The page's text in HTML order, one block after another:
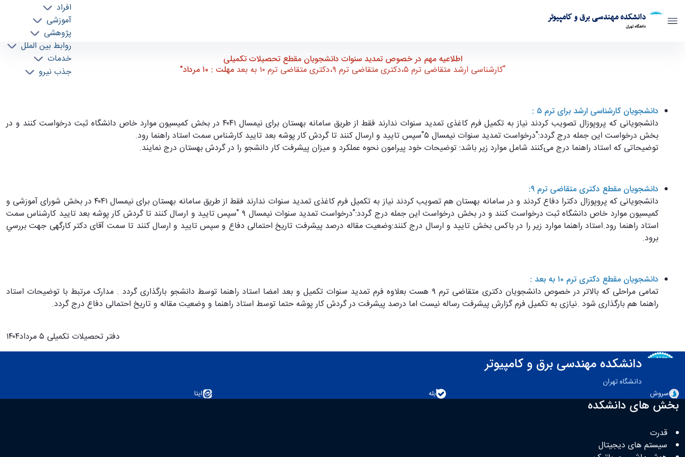
دانشکده مهندسی برق و کامپیوتر
دانشگاه تهران
افراد
آموزشی
پژوهشی
روابط بین الملل
خدمات
جذب نیرو
"اطلاعیه مهم در خصوص تمدید سنوات دانشجویان مقطع تحصیلات تکمیلی" - ece- دانشکده مهندسی برق و کامپیوتر
اطلاعیه مهم در خصوص تمدید سنوات دانشجویان مقطع تحصیلات تکمیلی
"کارشناسی ارشد متقاضی ترم ۵،دکتری متقاضی ترم ۹،دکتری متقاضی ترم ۱۰ به بعد مهلت : ۱۰ مرداد"
دانشجویان کارشناسی ارشد برای ترم ۵ :
دانشجویانی که پروپوزال تصویب کردند نیاز به تکمیل فرم کاغذی تمدید سنوات ندارند فقط از طریق سامانه بهستان برای نیمسال ۴۰۴۱ در بخش کمیسیون موارد خاص دانشگاه ثبت درخواست کنند و در
بخش درخواست این جمله درج گردد:"درخواست تمدید سنوات نیمسال ۵"سپس تایید و ارسال کنند تا گردش کار پوشه بعد تایید کارشناس سمت استاد راهنما رود.
توضیحاتی که استاد راهنما درج می‌کنند شامل موارد زیر باشد: توضيحات خود پيرامون نحوه عملكرد و ميزان پيشرفت كار دانشجو را در گردش بهستان درج نمايند.
دانشجویان مقطع دکتری متقاضی ترم ۹:
دانشجویانی که پروپوزال دکترا دفاع کردند و در سامانه بهستان هم تصویب کردند نیاز به تکمیل فرم کاغذی تمدید سنوات ندارند فقط از طریق سامانه بهستان برای نیمسال ۴۰۴۱ در بخش شورای آموزشی و
کمیسیون موارد خاص دانشگاه ثبت درخواست کنند و در بخش درخواست این جمله درج گردد:"درخواست تمدید سنوات نیمسال ۹ "سپس تایید و ارسال کنند تا گردش کار پوشه بعد تایید کارشناس سمت
استاد راهنما رود.استاد راهنما موارد زیر را در باکس بخش تایید و ارسال درج کنند:وضعیت مقاله درصد پيشرفت تاریخ احتمالی دفاع و سپس تایید و ارسال کنند تا سمت آقای دکتر کارگهی جهت بررسي
برود.
دانشجویان مقطع دکتری ترم ۱۰ به بعد :
تمامی مراحلی که بالاتر در خصوص دانشجویان دکتری متقاضی ترم ۹ هست بعلاوه فرم تمدید سنوات تکمیل و بعد امضا استاد راهنما توسط دانشجو بارگذاری گردد . مدارک مرتبط با توضیحات استاد
راهنما هم بارگذاری شود .نیازی به تکمیل فرم گزارش پیشرفت رساله نیست اما درصد پيشرفت در گردش کار پوشه حتما توسط استاد راهنما و وضعیت مقاله و تاریخ احتمالی دفاع درج گردد.
دفتر تحصیلات تکمیلی ۵ مرداد۱۴۰۴
دانشکده مهندسی برق و کامپیوتر
دانشگاه تهران
سروش
بله ایتا
بخش های دانشکده
قدرت
سیستم های دیجیتال